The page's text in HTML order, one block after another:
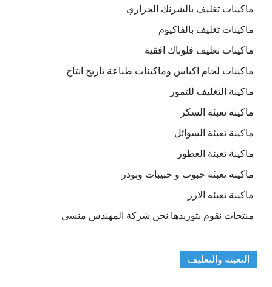
ماكينات تغليف بالشرنك الحراري
ماكينات تغليف بالفاكيوم
ماكينات تغليف فلوباك افقية
ماكينات لحام اكياس وماكينات طباعة تاريخ انتاج
ماكينة التغليف للتمور
ماكينة تعبئة السكر
ماكينة تعبئة السوائل
ماكينة تعبئة العطور
ماكينة تعبئة حبوب و حبيبات وبودر
ماكينة تعبئه الارز
منتجات نقوم بتوريدها نحن شركة المهندس منسى
التعبئة والتغليف